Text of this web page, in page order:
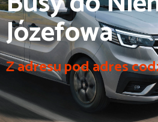
Józefowa
Z adresu pod adres